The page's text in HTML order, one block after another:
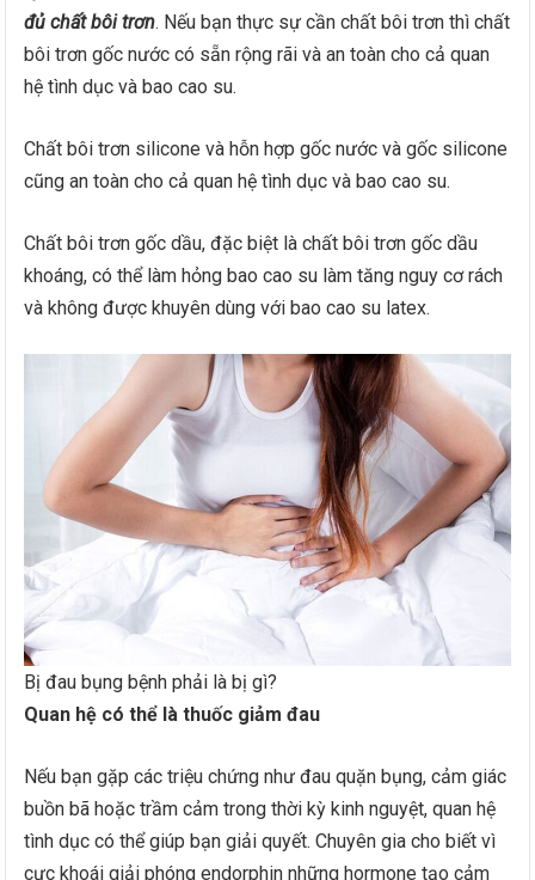
đủ chất bôi trơn. Nếu bạn thực sự cần chất bôi trơn thì chất
bôi trơn gốc nước có sẵn rộng rãi và an toàn cho cả quan
hệ tình dục và bao cao su.
Chất bôi trơn silicone và hỗn hợp gốc nước và gốc silicone
cũng an toàn cho cả quan hệ tình dục và bao cao su.
Chất bôi trơn gốc dầu, đặc biệt là chất bôi trơn gốc dầu
khoáng, có thể làm hỏng bao cao su làm tăng nguy cơ rách
và không được khuyên dùng với bao cao su latex.
Bị đau bụng bệnh phải là bị gì?
Quan hệ có thể là thuốc giảm đau
Nếu bạn gặp các triệu chứng như đau quặn bụng, cảm giác
buồn bã hoặc trầm cảm trong thời kỳ kinh nguyệt, quan hệ
tình dục có thể giúp bạn giải quyết. Chuyên gia cho biết vì
cực khoái giải phóng endorphin những hormone tạo cảm